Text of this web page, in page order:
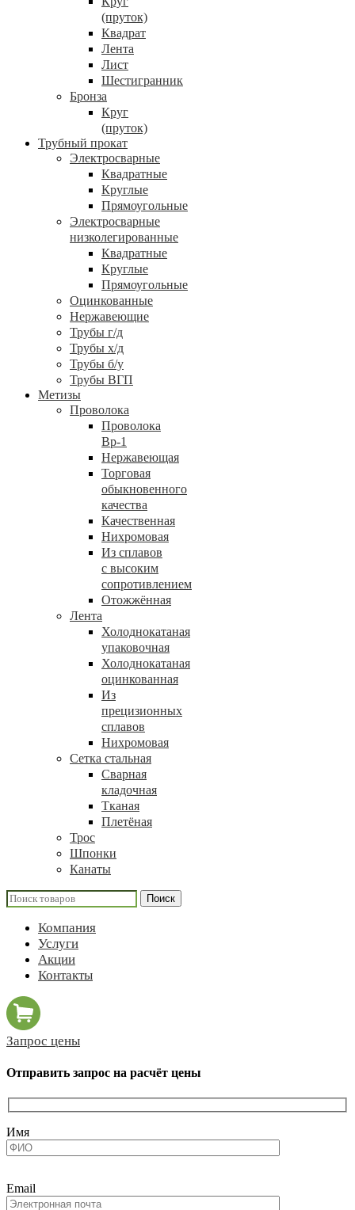
(пруток)
Квадрат
Лента
Лист
Шестигранник
Бронза
Круг
(пруток)
Трубный прокат
Электросварные
Квадратные
Круглые
Прямоугольные
Электросварные
низколегированные
Квадратные
Круглые
Прямоугольные
Оцинкованные
Нержавеющие
Трубы г/д
Трубы х/д
Трубы б/у
Трубы ВГП
Метизы
Проволока
Проволока
Вр-1
Нержавеющая
Торговая
обыкновенного
качества
Качественная
Нихромовая
Из сплавов
с высоким
сопротивлением
Отожжённая
Лента
Холоднокатаная
упаковочная
Холоднокатаная
оцинкованная
Из
прецизионных
сплавов
Нихромовая
Сетка стальная
Сварная
кладочная
Тканая
Плетёная
Трос
Шпонки
Канаты
Поиск
Компания
Услуги
Акции
Контакты
Запрос цены
Отправить запрос на расчёт цены
Имя
Email